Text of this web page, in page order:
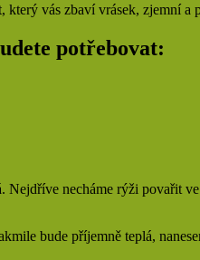
který vás zbaví vrásek, zjemní a
potřebovat:
Nejdříve necháme rýži povařit
bude příjemně teplá,